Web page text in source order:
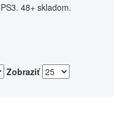
48+ skladom.
Zobraziť